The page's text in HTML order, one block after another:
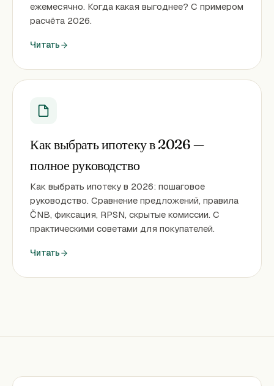
ежемесячно. Когда какая выгоднее? С примером
расчёта 2026.
Читать
Как выбрать ипотеку в 2026 —
полное руководство
Как выбрать ипотеку в 2026: пошаговое
руководство. Сравнение предложений, правила
ČNB, фиксация, RPSN, скрытые комиссии. С
практическими советами для покупателей.
Читать